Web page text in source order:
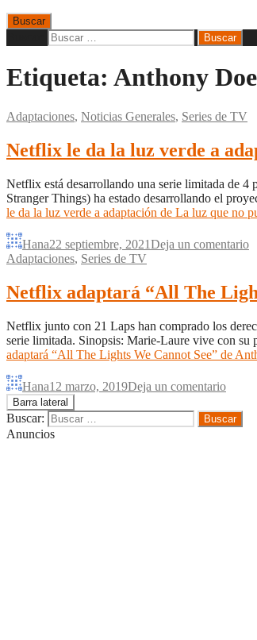
Buscar
Etiqueta: Anthony
Adaptaciones, Noticias Generales, Series de TV
Netflix le da la luz verde a
Netflix está desarrollando una serie limitada de
Stranger Things) ha estado desarrollando el
le da la luz verde a adaptación de La luz que no
Hana22 septiembre, 2021Deja un comentario
Adaptaciones, Series de TV
Netflix adaptará “All The
Netflix junto con 21 Laps han comprado los
serie limitada. Sinopsis: Marie-Laure vive con su
adaptará “All The Lights We Cannot See” de
Hana12 marzo, 2019Deja un comentario
Barra lateral
Buscar:
Anuncios